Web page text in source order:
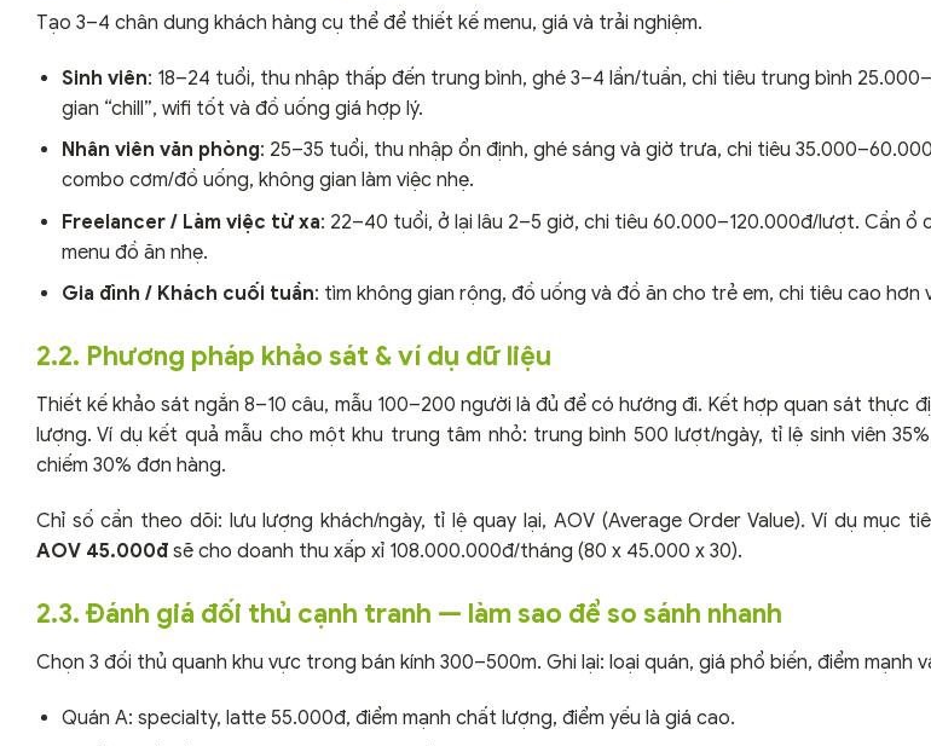
Tạo 3–4 chân dung khách hàng cụ thể để thiết kế menu, giá và trải nghiệm.
Sinh viên: 18–24 tuổi, thu nhập thấp đến trung bình, ghé 3–4 lần/tuần, chi tiêu trung bình
gian “chill”, wifi tốt và đồ uống giá hợp lý.
Nhân viên văn phòng: 25–35 tuổi, thu nhập ổn định, ghé sáng và giờ trưa, chi tiêu
combo cơm/đồ uống, không gian làm việc nhẹ.
Freelancer / Làm việc từ xa: 22–40 tuổi, ở lại lâu 2–5 giờ, chi tiêu 60.000–120.000đ/lượt. Cần ổ
menu đồ ăn nhẹ.
Gia đình / Khách cuối tuần: tìm không gian rộng, đồ uống và đồ ăn cho trẻ em, chi tiêu cao hơn
2.2. Phương pháp khảo sát & ví dụ dữ liệu
Thiết kế khảo sát ngắn 8–10 câu, mẫu 100–200 người là đủ để có hướng đi. Kết hợp quan sát thực
lượng. Ví dụ kết quả mẫu cho một khu trung tâm nhỏ: trung bình 500 lượt/ngày, tỉ lệ sinh viên
chiếm 30% đơn hàng.
Chỉ số cần theo dõi: lưu lượng khách/ngày, tỉ lệ quay lại, AOV (Average Order Value). Ví dụ mục
AOV 45.000đ sẽ cho doanh thu xấp xỉ 108.000.000đ/tháng (80 x 45.000 x 30).
2.3. Đánh giá đối thủ cạnh tranh — làm sao để so sánh nhanh
Chọn 3 đối thủ quanh khu vực trong bán kính 300–500m. Ghi lại: loại quán, giá phổ biến, điểm mạnh
Quán A: specialty, latte 55.000đ, điểm mạnh chất lượng, điểm yếu là giá cao.